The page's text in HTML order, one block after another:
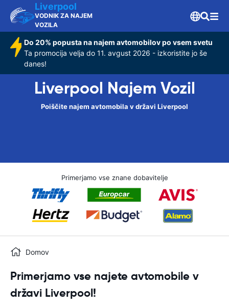
Liverpool
VODNIK ZA NAJEM
VOZILA
Do 20% popusta na najem avtomobilov po vsem svetu
Ta promocija velja do 11. avgust 2026 - izkoristite jo še
danes!
Liverpool Najem Vozil
Poiščite najem avtomobila v državi Liverpool
Primerjamo vse znane dobavitelje
Domov
Primerjamo vse najete avtomobile v
državi Liverpool!